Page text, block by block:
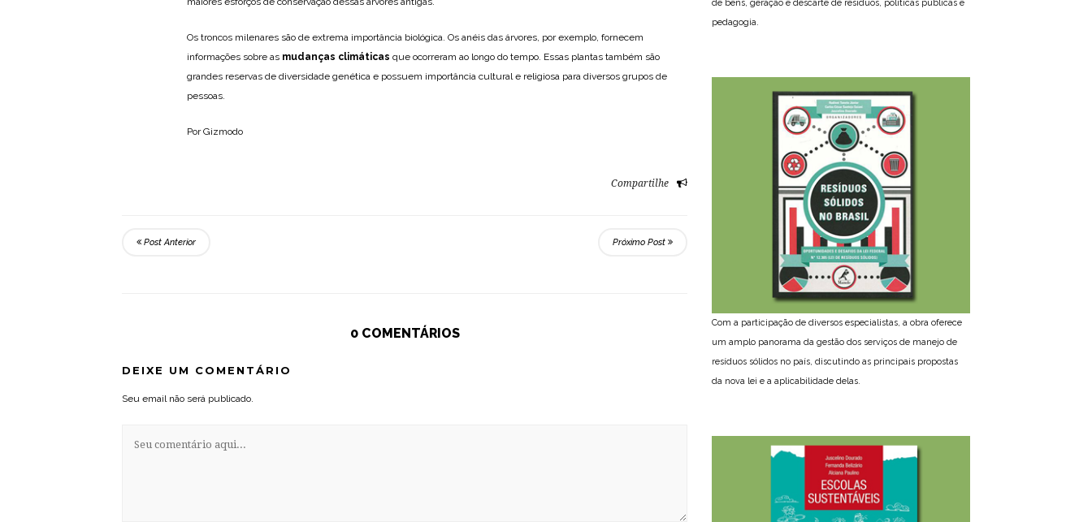
Os troncos milenares são de extrema importância biológica. Os anéis das árvores, por exemplo, fornecem
informações sobre as mudanças climáticas que ocorreram ao longo do tempo. Essas plantas também são
grandes reservas de diversidade genética e possuem importância cultural e religiosa para diversos grupos de
pessoas.
Por Gizmodo
Compartilhe
Post Anterior Próximo Post
0 COMENTÁRIOS
DEIXE UM COMENTÁRIO
Seu email não será publicado.
de bens, geração e descarte de resíduos, políticas públicas e
pedagogia.
Com a participação de diversos especialistas, a obra oferece
um amplo panorama da gestão dos serviços de manejo de
resíduos sólidos no país, discutindo as principais propostas
da nova lei e a aplicabilidade delas.